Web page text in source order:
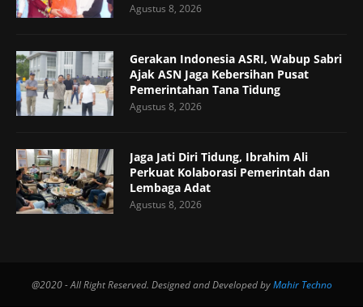
Agustus 8, 2026
Gerakan Indonesia ASRI, Wabup Sabri
Ajak ASN Jaga Kebersihan Pusat
Pemerintahan Tana Tidung
Agustus 8, 2026
Jaga Jati Diri Tidung, Ibrahim Ali
Perkuat Kolaborasi Pemerintah dan
Lembaga Adat
Agustus 8, 2026
@2020 - All Right Reserved. Designed and Developed byMahir Techno